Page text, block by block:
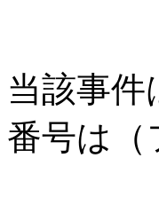
当該事件
番号は（